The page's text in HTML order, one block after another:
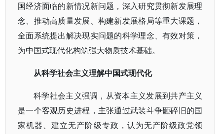
国经济面临的新情况新问题，深入研究贯彻新发展理
念、推动高质量发展、构建新发展格局等重大课题，
全面系统提出解决现实问题的科学理念、有效对策，
为中国式现代化构筑强大物质技术基础。
从科学社会主义理解中国式现代化
科学社会主义强调，从资本主义发展到共产主义
是一个客观历史进程，主张通过武装斗争砸碎旧的国
家机器、建立无产阶级专政，认为无产阶级政党领